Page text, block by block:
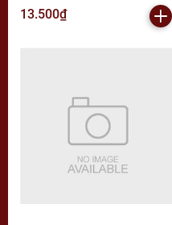
K547 (VAT 001-06-11) - K6-T3-
S2
13.500₫